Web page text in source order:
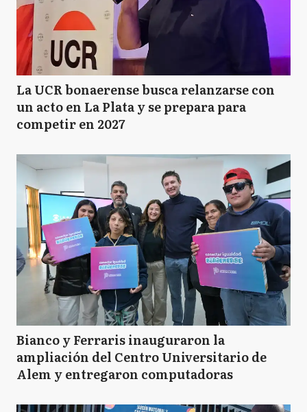
La UCR bonaerense busca relanzarse con
un acto en La Plata y se prepara para
competir en 2027
Bianco y Ferraris inauguraron la
ampliación del Centro Universitario de
Alem y entregaron computadoras